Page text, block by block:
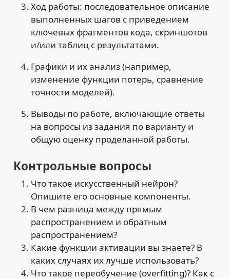
Ход работы: последовательное описание
выполненных шагов с приведением
ключевых фрагментов кода, скриншотов
и/или таблиц с результатами.
Графики и их анализ (например,
изменение функции потерь, сравнение
точности моделей).
Выводы по работе, включающие ответы
на вопросы из задания по варианту и
общую оценку проделанной работы.
Контрольные вопросы
Что такое искусственный нейрон?
Опишите его основные компоненты.
В чем разница между прямым
распространением и обратным
распространением?
Какие функции активации вы знаете? В
каких случаях их лучше использовать?
Что такое переобучение (overfitting)? Как с